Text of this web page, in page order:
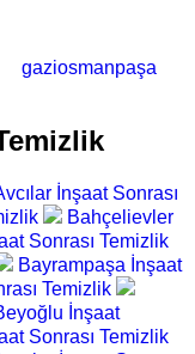
gaziosmanpaşa
İnşaat Sonrası
Bahçelievler
Sonrası Temizlik
Bayrampaşa İnşaat
Temizlik
İnşaat
Sonrası Temizlik